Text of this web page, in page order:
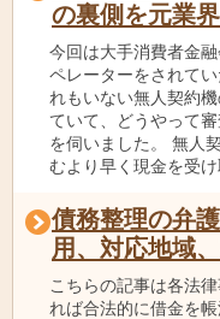
の裏側を元業
今回は大手消費者金
ペレーターをされて
れもいない無人契約
ていて、どうやって
を伺いました。 無人
むより早く現金を受け
債務整理の弁
用、対応地域
こちらの記事は各法
れば合法的に借金を